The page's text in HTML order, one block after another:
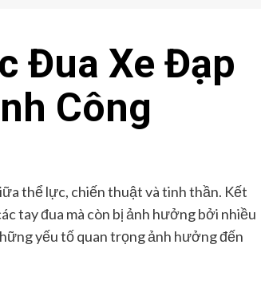
Đua Xe Đạp
Công
thể lực, chiến thuật và tinh thần. Kết
tay đua mà còn bị ảnh hưởng bởi nhiều
yếu tố quan trọng ảnh hưởng đến